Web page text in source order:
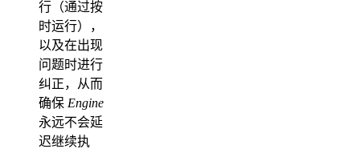
行（通过按
时运行），
以及在出现
问题时进行
纠正，从而
确保 Engine
永远不会延
迟继续执